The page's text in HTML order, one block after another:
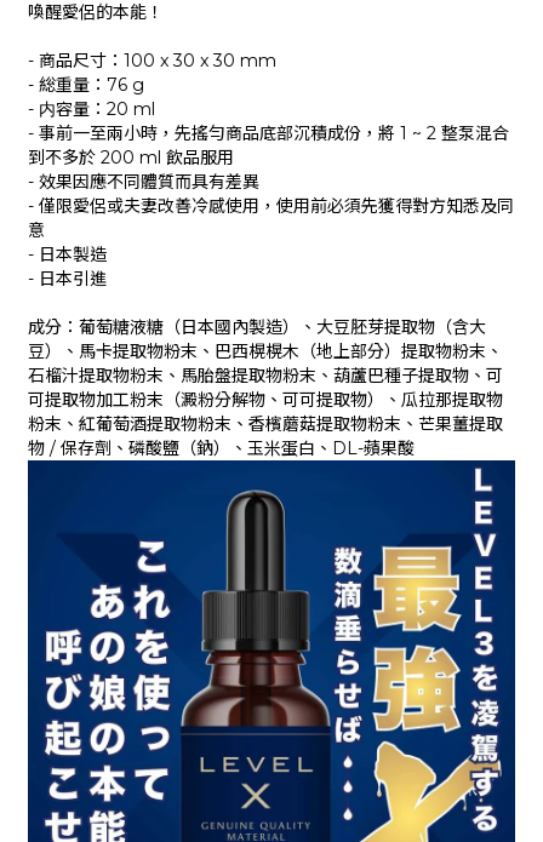
喚醒愛侶的本能！
- 商品尺寸：100 x 30 x 30 mm
- 総重量：76 g
- 内容量：20 ml
- 事前一至兩小時，先搖勻商品底部沉積成份，將 1 ~ 2 整泵混合
到不多於 200 ml 飲品服用
- 效果因應不同體質而具有差異
- 僅限愛侶或夫妻改善冷感使用，使用前必須先獲得對方知悉及同
意
- 日本製造
- 日本引進
成分：葡萄糖液糖（日本國內製造）、大豆胚芽提取物（含大
豆）、馬卡提取物粉末、巴西榥榥木（地上部分）提取物粉末、
石榴汁提取物粉末、馬胎盤提取物粉末、葫蘆巴種子提取物、可
可提取物加工粉末（澱粉分解物、可可提取物）、瓜拉那提取物
粉末、紅葡萄酒提取物粉末、香檳蘑菇提取物粉末、芒果薑提取
物 / 保存劑、磷酸鹽（鈉）、玉米蛋白、DL-蘋果酸